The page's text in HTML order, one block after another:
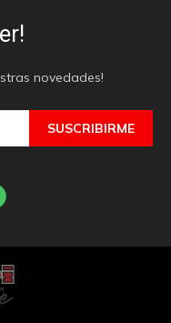
novedades!
SUSCRIBIRME